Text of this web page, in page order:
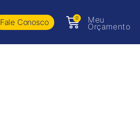
Fale Conosco 0 Meu
Orçamento